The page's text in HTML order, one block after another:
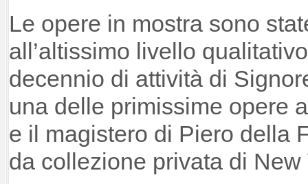
Le opere in mostra sono
all’altissimo livello
decennio di attività di
una delle primissime opere
e il magistero di Piero della
da collezione privata di New